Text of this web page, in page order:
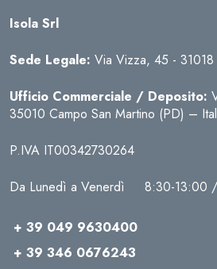
Isola Srl
Sede Legale: Via Vizza, 45 -
Ufficio Commerciale / Deposito:
35010 Campo San Martino (PD) –
P.IVA IT00342730264
Da Lunedì a Venerdì 8:30-13:00 /
+ 39 049 9630400
+ 39 346 0676243